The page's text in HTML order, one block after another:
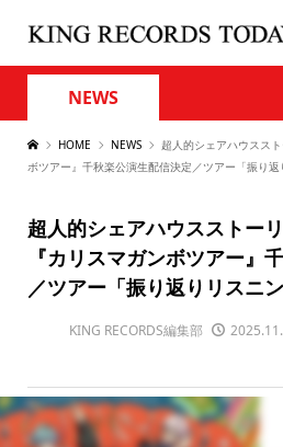
NEWS
HOME NEWS
超人的シェアハウスス
ボツアー』千秋楽公演生配信決定／ツアー「振り
超人的シェアハウスストー
『カリスマガンボツアー』
／ツアー「振り返りリスニ
KING RECORDS編集部